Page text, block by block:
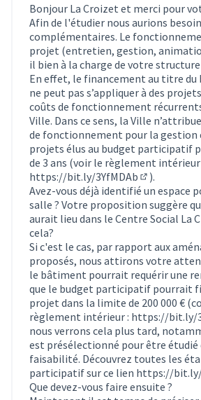
Bonjour La Croizet et merci pour
Afin de l'étudier nous aurions
complémentaires. Le
projet (entretien, gestion,
il bien à la charge de votre structure
En effet, le financement au titre
ne peut pas s’appliquer à des
coûts de fonctionnement
Ville. Dans ce sens, la Ville
de fonctionnement pour la gestion
projets élus au budget participatif
de 3 ans (voir le règlement intérieur
https://bit.ly/3YfMDAb
(Lien
).
Avez-vous déjà identifié un espace
salle ? Votre proposition suggère
aurait lieu dans le Centre Social La
cela?
Si c'est le cas, par rapport aux
proposés, nous attirons votre
le bâtiment pourrait requérir une
que le budget participatif pourrait
projet dans la limite de 200 000 €
règlement intérieur : https://bit.ly/
nous verrons cela plus tard,
est présélectionné pour être étudié
faisabilité. Découvrez toutes les
participatif sur ce lien https://bit.ly/
Que devez-vous faire ensuite ?